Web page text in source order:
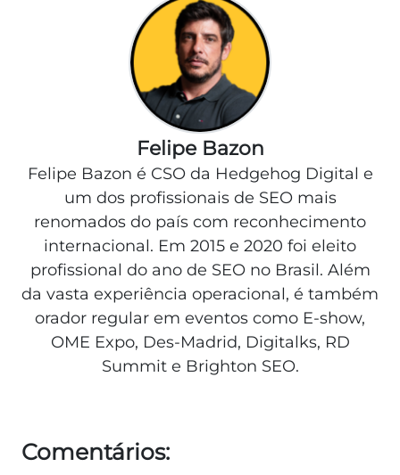
Felipe Bazon
Felipe Bazon é CSO da Hedgehog Digital e
um dos profissionais de SEO mais
renomados do país com reconhecimento
internacional. Em 2015 e 2020 foi eleito
profissional do ano de SEO no Brasil. Além
da vasta experiência operacional, é também
orador regular em eventos como E-show,
OME Expo, Des-Madrid, Digitalks, RD
Summit e Brighton SEO.
Comentários: